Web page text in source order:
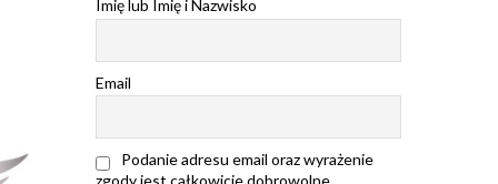
Imię lub Imię i Nazwisko
Email
Podanie adresu email oraz wyrażenie
zgody jest całkowicie dobrowolne.